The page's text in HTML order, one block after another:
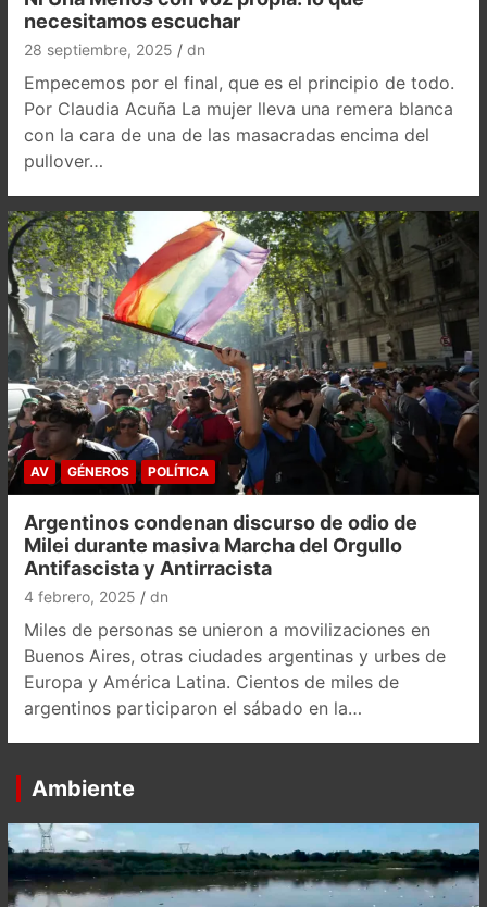
necesitamos escuchar
28 septiembre, 2025 dn
Empecemos por el final, que es el principio de todo.
Por Claudia Acuña La mujer lleva una remera blanca
con la cara de una de las masacradas encima del
pullover…
AV GÉNEROS POLÍTICA
Argentinos condenan discurso de odio de
Milei durante masiva Marcha del Orgullo
Antifascista y Antirracista
4 febrero, 2025 dn
Miles de personas se unieron a movilizaciones en
Buenos Aires, otras ciudades argentinas y urbes de
Europa y América Latina. Cientos de miles de
argentinos participaron el sábado en la…
Ambiente